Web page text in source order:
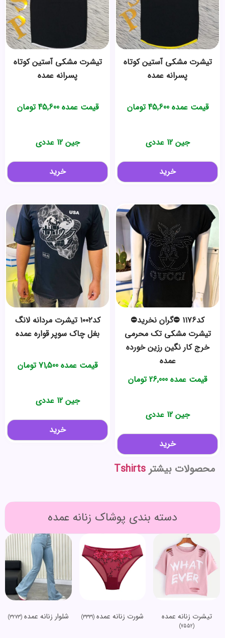
تیشرت مشکی آستین کوتاه
پسرانه عمده
قیمت عمده45,600 تومان
جین 12 عددی
خرید
تیشرت مشکی آستین کوتاه
پسرانه عمده
قیمت عمده45,600 تومان
جین 12 عددی
خرید
کد۱۱۷۶ ⛔گران نخرید⛔
تیشرت مشکی تک محرمی
خرج کار نگین رزین خورده
عمده
قیمت عمده26,000 تومان
جین 12 عددی
خرید
کد۱۰۰۲ تیشرت مردانه لانگ
بغل چاک سوپر قواره عمده
قیمت عمده71,500 تومان
جین 12 عددی
خرید
محصولات بیشترTshirts
دسته بندی پوشاک زنانه عمده
تیشرت زنانه عمده
(7552)
شورت زنانه عمده (3331) شلوار زنانه عمده(3273)